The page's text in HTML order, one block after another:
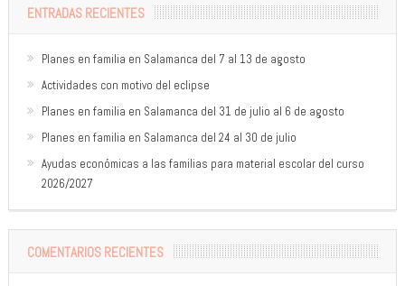
ENTRADAS RECIENTES
Planes en familia en Salamanca del 7 al 13 de agosto
Actividades con motivo del eclipse
Planes en familia en Salamanca del 31 de julio al 6 de agosto
Planes en familia en Salamanca del 24 al 30 de julio
Ayudas económicas a las familias para material escolar del curso
2026/2027
COMENTARIOS RECIENTES